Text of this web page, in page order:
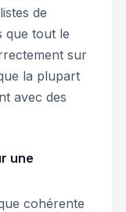
de
que tout le
sur
la plupart
avec des
une
cohérente